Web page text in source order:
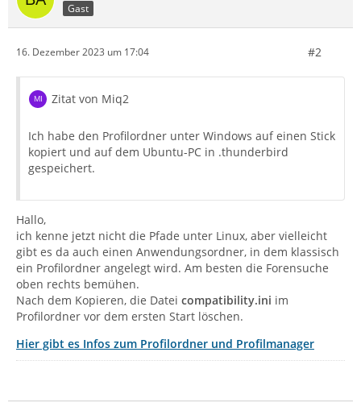
Gast
16. Dezember 2023 um 17:04 #2
Zitat von Miq2
Ich habe den Profilordner unter Windows auf einen Stick
kopiert und auf dem Ubuntu-PC in .thunderbird
gespeichert.
Hallo,
ich kenne jetzt nicht die Pfade unter Linux, aber vielleicht
gibt es da auch einen Anwendungsordner, in dem klassisch
ein Profilordner angelegt wird. Am besten die Forensuche
oben rechts bemühen.
Nach dem Kopieren, die Datei compatibility.ini im
Profilordner vor dem ersten Start löschen.
Hier gibt es Infos zum Profilordner und Profilmanager